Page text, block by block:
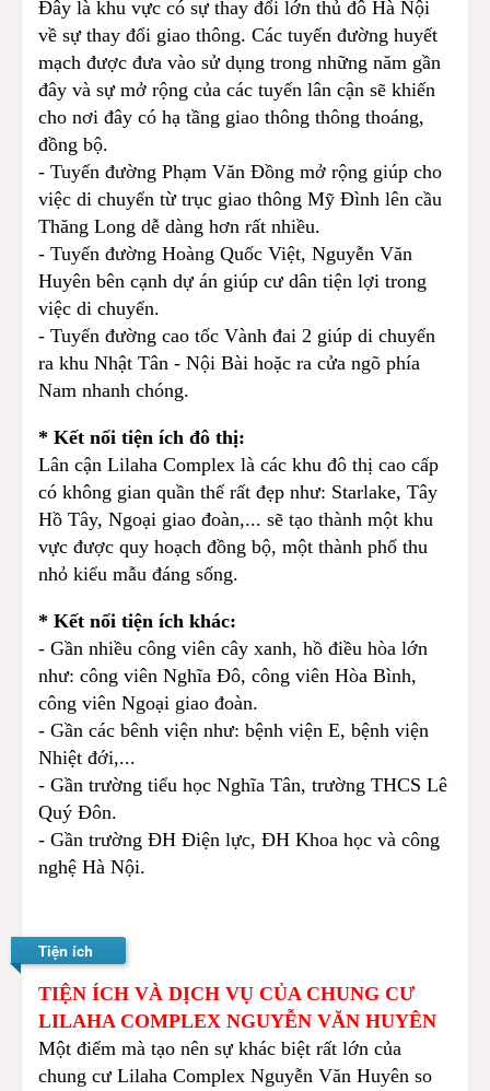
Đây là khu vực có sự thay đổi lớn thủ đô Hà Nội
về sự thay đổi giao thông. Các tuyến đường huyết
mạch được đưa vào sử dụng trong những năm gần
đây và sự mở rộng của các tuyến lân cận sẽ khiến
cho nơi đây có hạ tầng giao thông thông thoáng,
đồng bộ.
- Tuyến đường Phạm Văn Đồng mở rộng giúp cho
việc di chuyển từ trục giao thông Mỹ Đình lên cầu
Thăng Long dễ dàng hơn rất nhiều.
- Tuyến đường Hoàng Quốc Việt, Nguyễn Văn
Huyên bên cạnh dự án giúp cư dân tiện lợi trong
việc di chuyển.
- Tuyến đường cao tốc Vành đai 2 giúp di chuyển
ra khu Nhật Tân - Nội Bài hoặc ra cửa ngõ phía
Nam nhanh chóng.
* Kết nối tiện ích đô thị:
Lân cận Lilaha Complex là các khu đô thị cao cấp
có không gian quần thể rất đẹp như: Starlake, Tây
Hồ Tây, Ngoại giao đoàn,... sẽ tạo thành một khu
vực được quy hoạch đồng bộ, một thành phố thu
nhỏ kiểu mẫu đáng sống.
* Kết nối tiện ích khác:
- Gần nhiều công viên cây xanh, hồ điều hòa lớn
như: công viên Nghĩa Đô, công viên Hòa Bình,
công viên Ngoại giao đoàn.
- Gần các bênh viện như: bệnh viện E, bệnh viện
Nhiệt đới,...
- Gần trường tiểu học Nghĩa Tân, trường THCS Lê
Quý Đôn.
- Gần trường ĐH Điện lực, ĐH Khoa học và công
nghệ Hà Nội.
Tiện ích
TIỆN ÍCH VÀ DỊCH VỤ CỦA CHUNG CƯ
LILAHA COMPLEX NGUYỄN VĂN HUYÊN
Một điểm mà tạo nên sự khác biệt rất lớn của
chung cưLilaha Complex Nguyễn Văn Huyên so